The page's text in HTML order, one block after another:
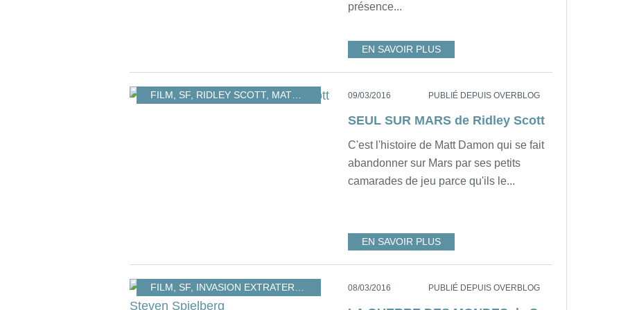
présence...
EN SAVOIR PLUS
FILM , SF, RIDLEY SCOTT, MATT DAMON 09/03/2016 PUBLIÉ DEPUIS OVERBLOG
SEUL SUR MARS de Ridley Scott
C'est l'histoire de Matt Damon qui se fait
abandonner sur Mars par ses petits
camarades de jeu parce qu'ils le...
EN SAVOIR PLUS
FILM , SF, INVASION EXTRATERRESTRE SPIELBERG CRUISE
08/03/2016 PUBLIÉ DEPUIS OVERBLOG